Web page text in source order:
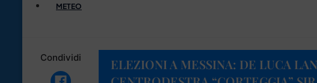
METEO
Condividi
ELEZIONI A MESSINA: DE LUCA